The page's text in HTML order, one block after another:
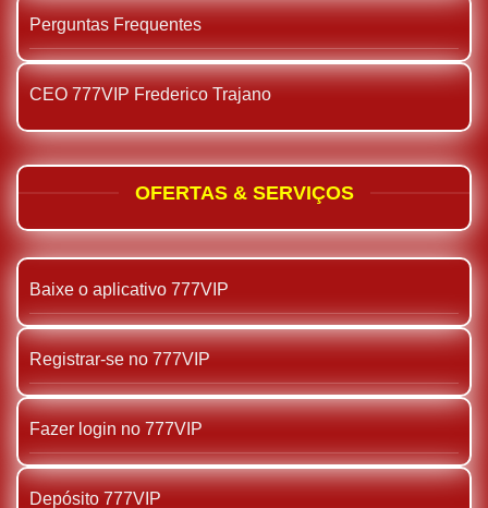
Perguntas Frequentes
CEO 777VIP Frederico Trajano
OFERTAS & SERVIÇOS
Baixe o aplicativo 777VIP
Registrar-se no 777VIP
Fazer login no 777VIP
Depósito 777VIP